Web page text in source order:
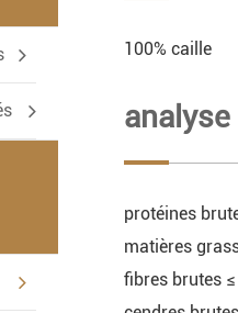
100% caille
protéines
matières
fibres brutes ≤